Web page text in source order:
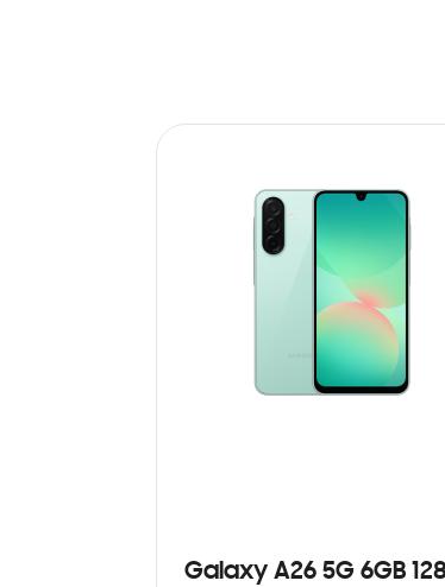
Galaxy A26 5G 6GB